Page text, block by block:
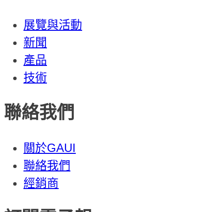
展覽與活動
新聞
產品
技術
聯絡我們
關於GAUI
聯絡我們
經銷商